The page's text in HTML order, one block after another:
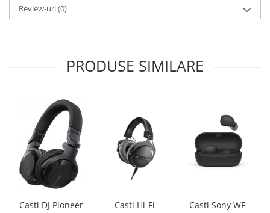
Review-uri(0)
PRODUSE SIMILARE
Casti DJ Pioneer
Casti Hi-Fi
Casti Sony WF-